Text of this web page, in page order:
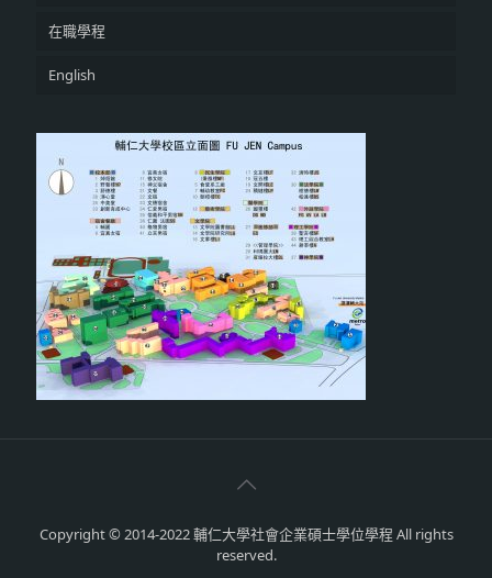
在職學程
English
Copyright © 2014-2022 輔仁大學社會企業碩士學位學程 All rights
reserved.